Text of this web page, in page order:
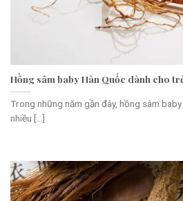
Hồng sâm baby Hàn Quốc dành cho
Trong những năm gần đây, hồng sâm
nhiều [...]